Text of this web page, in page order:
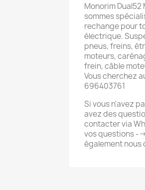
Monorim
sommes
rechange pour
électrique.
pneus, freins,
moteurs,
frein, câble
Vous cherchez
696403761
Si vous n'avez
avez des
contacter via
vos questions --
également nous